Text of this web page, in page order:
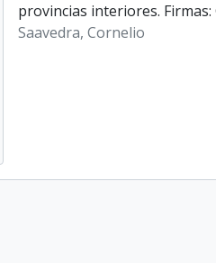
provincias interiores.
Saavedra, Cornelio